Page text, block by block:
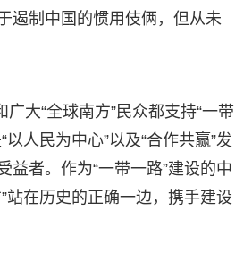
遏制中国的惯用伎俩，但从未
广大“全球南方”民众都支持“一带
以人民为中心”以及“合作共赢”发
益者。作为“一带一路”建设的中
站在历史的正确一边，携手建设